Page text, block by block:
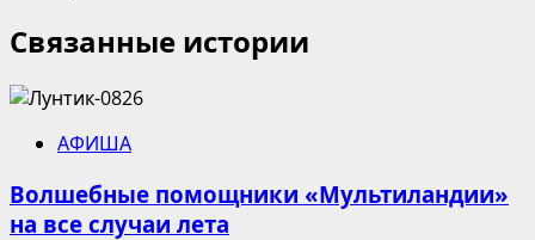
Связанные истории
АФИША
Волшебные помощники «Мультиландии»
на все случаи лета